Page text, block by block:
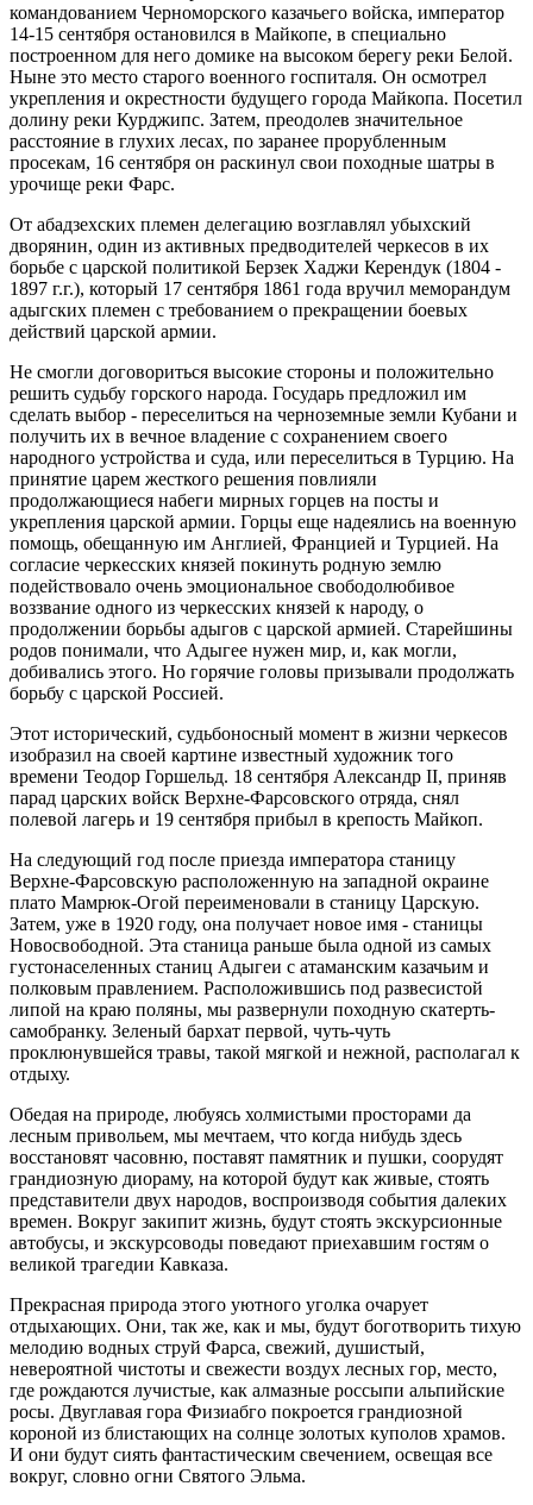
командованием Черноморского казачьего войска, император
14-15 сентября остановился в Майкопе, в специально
построенном для него домике на высоком берегу реки Белой.
Ныне это место старого военного госпиталя. Он осмотрел
укрепления и окрестности будущего города Майкопа. Посетил
долину реки Курджипс. Затем, преодолев значительное
расстояние в глухих лесах, по заранее прорубленным
просекам, 16 сентября он раскинул свои походные шатры в
урочище реки Фарс.
От абадзехских племен делегацию возглавлял убыхский
дворянин, один из активных предводителей черкесов в их
борьбе с царской политикой Берзек Хаджи Керендук (1804 -
1897 г.г.), который 17 сентября 1861 года вручил меморандум
адыгских племен с требованием о прекращении боевых
действий царской армии.
Не смогли договориться высокие стороны и положительно
решить судьбу горского народа. Государь предложил им
сделать выбор - переселиться на черноземные земли Кубани и
получить их в вечное владение с сохранением своего
народного устройства и суда, или переселиться в Турцию. На
принятие царем жесткого решения повлияли
продолжающиеся набеги мирных горцев на посты и
укрепления царской армии. Горцы еще надеялись на военную
помощь, обещанную им Англией, Францией и Турцией. На
согласие черкесских князей покинуть родную землю
подействовало очень эмоциональное свободолюбивое
воззвание одного из черкесских князей к народу, о
продолжении борьбы адыгов с царской армией. Старейшины
родов понимали, что Адыгее нужен мир, и, как могли,
добивались этого. Но горячие головы призывали продолжать
борьбу с царской Россией.
Этот исторический, судьбоносный момент в жизни черкесов
изобразил на своей картине известный художник того
времени Теодор Горшельд. 18 сентября Александр II, приняв
парад царских войск Верхне-Фарсовского отряда, снял
полевой лагерь и 19 сентября прибыл в крепость Майкоп.
На следующий год после приезда императора станицу
Верхне-Фарсовскую расположенную на западной окраине
плато Мамрюк-Огой переименовали в станицу Царскую.
Затем, уже в 1920 году, она получает новое имя - станицы
Новосвободной. Эта станица раньше была одной из самых
густонаселенных станиц Адыгеи с атаманским казачьим и
полковым правлением. Расположившись под развесистой
липой на краю поляны, мы развернули походную скатерть-
самобранку. Зеленый бархат первой, чуть-чуть
проклюнувшейся травы, такой мягкой и нежной, располагал к
отдыху.
Обедая на природе, любуясь холмистыми просторами да
лесным привольем, мы мечтаем, что когда нибудь здесь
восстановят часовню, поставят памятник и пушки, соорудят
грандиозную диораму, на которой будут как живые, стоять
представители двух народов, воспроизводя события далеких
времен. Вокруг закипит жизнь, будут стоять экскурсионные
автобусы, и экскурсоводы поведают приехавшим гостям о
великой трагедии Кавказа.
Прекрасная природа этого уютного уголка очарует
отдыхающих. Они, так же, как и мы, будут боготворить тихую
мелодию водных струй Фарса, свежий, душистый,
невероятной чистоты и свежести воздух лесных гор, место,
где рождаются лучистые, как алмазные россыпи альпийские
росы. Двуглавая гора Физиабго покроется грандиозной
короной из блистающих на солнце золотых куполов храмов.
И они будут сиять фантастическим свечением, освещая все
вокруг, словно огни Святого Эльма.